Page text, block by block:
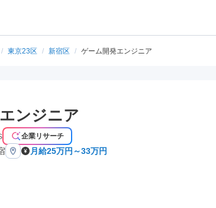
/ 東京23区 / 新宿区 / ゲーム開発エンジニア
ンジニア
企業リサーチ
月給25万円～33万円